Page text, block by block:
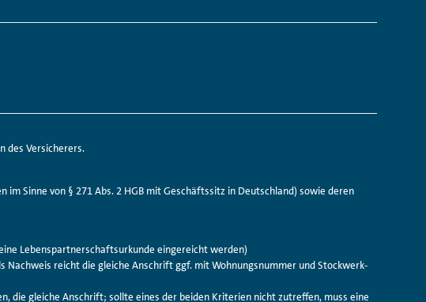
des Versicherers.
Sinne von § 271 Abs. 2 HGB mit Geschäftssitz in Deutschland) sowie deren
Lebens­partner­schafts­urkunde eingereicht werden)
reicht die gleiche Anschrift ggf. mit Wohnungs­nummer und Stockwerk­
die gleiche Anschrift; sollte eines der beiden Kriterien nicht zutreffen, muss eine